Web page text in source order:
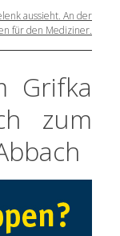
aussieht. An der
für den Mediziner.
Grifka
zum